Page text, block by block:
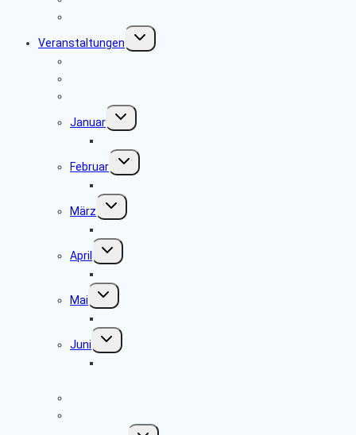
Veranstaltungen
Untermenü
umschalten
Januar
Untermenü
umschalten
Februar
Untermenü
umschalten
März
Untermenü
umschalten
April
Untermenü
umschalten
Mai
Untermenü
umschalten
Juni
Untermenü
umschalten
Untermenü